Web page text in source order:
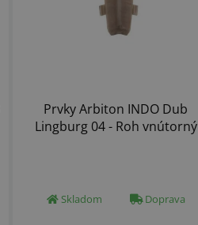
Prvky Arbiton INDO Dub
Lingburg 04 - Roh vnútorný
Skladom Doprava